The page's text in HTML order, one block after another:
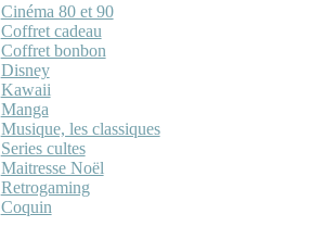
Cinéma 80 et 90
Coffret cadeau
Coffret bonbon
Disney
Kawaii
Manga
Musique, les classiques
Series cultes
Maitresse Noël
Retrogaming
Coquin